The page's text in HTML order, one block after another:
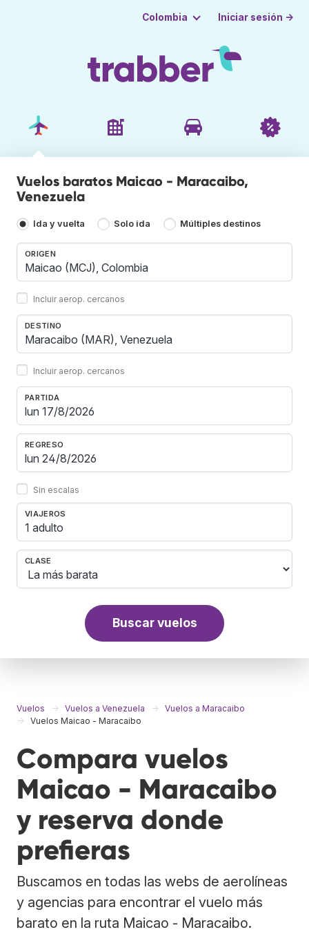
Colombia Iniciar sesión →
Vuelos baratos Maicao - Maracaibo,
Venezuela
Ida y vuelta Solo ida Múltiples destinos
ORIGEN
Incluir aerop. cercanos
DESTINO
Incluir aerop. cercanos
PARTIDA
REGRESO
Sin escalas
VIAJEROS
1 adulto
CLASE
Buscar vuelos
Vuelos Vuelos a Venezuela
Vuelos a Maracaibo
Vuelos Maicao - Maracaibo
Compara vuelos
Maicao - Maracaibo
y reserva donde
prefieras
Buscamos en todas las webs de aerolíneas
y agencias para encontrar el vuelo más
barato en la ruta Maicao - Maracaibo.